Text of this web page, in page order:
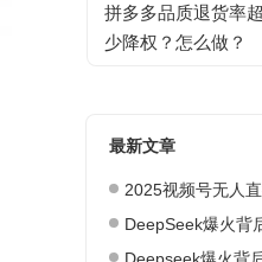
拼多多品质退货率
少降权？怎么做？
最新文章
2025视频号无人直播如何
DeepSeek爆火背后的财富
Deepseek爆火背后